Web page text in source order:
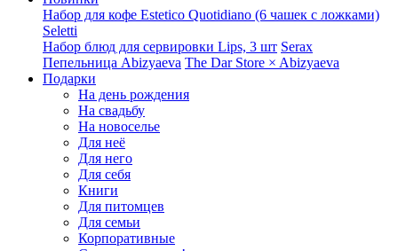
Набор для кофе Estetico Quotidiano (6 чашек с ложками)
Seletti
Набор блюд для сервировки Lips, 3 шт Serax
Пепельница Abizyaeva The Dar Store × Abizyaeva
Подарки
На день рождения
На свадьбу
На новоселье
Для неё
Для него
Для себя
Книги
Для питомцев
Для семьи
Корпоративные